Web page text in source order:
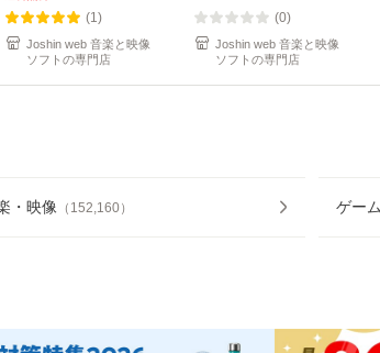
(1)
Joshin web 音楽と映像
ソフトの専門店
(0)
Joshin web 音楽と映像
ソフトの専門店
・映像 （ 152,160） ゲー